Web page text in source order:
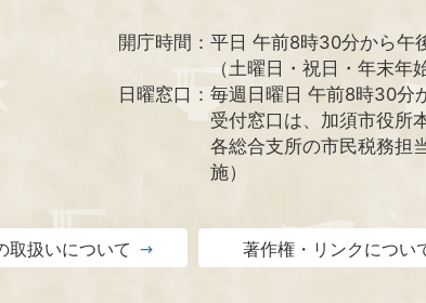
開庁時間： 平日 午前8時30分から午
（土曜日・祝日・年末年
日曜窓口： 毎週日曜日 午前8時30分
受付窓口は、加須市役所
各総合支所の市民税務担
施）
取扱いについて 著作権・リンクについ